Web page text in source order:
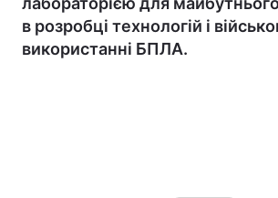
в розробці технологій і
використанні БПЛА.